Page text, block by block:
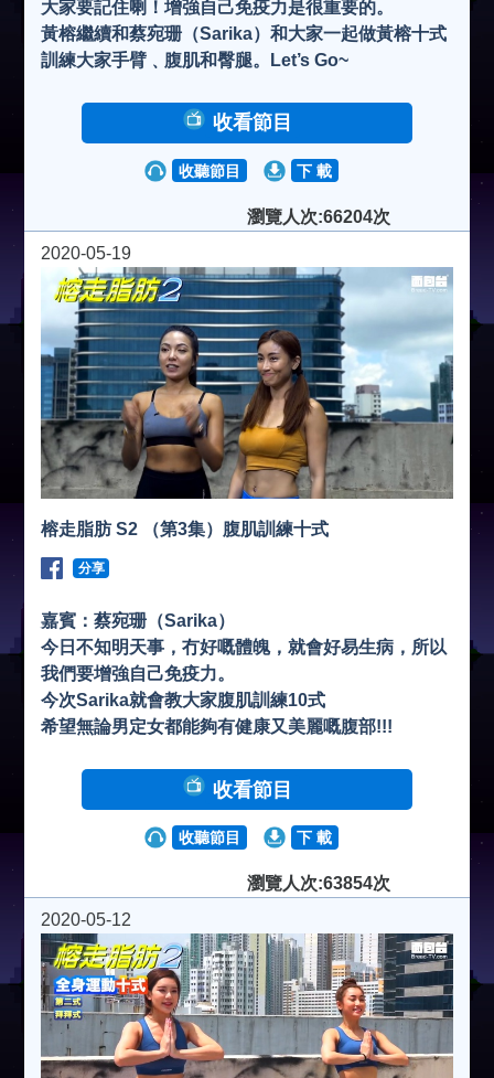
大家要記住喇！增強自己免疫力是很重要的。
黃榕繼續和蔡宛珊（Sarika）和大家一起做黃榕十式
訓練大家手臂﹑腹肌和臀腿。Let’s Go~
收看節目
收聽節目 下 載
瀏覽人次:66204次
2020-05-19
榕走脂肪 S2 （第3集）腹肌訓練十式
分享
嘉賓：蔡宛珊（Sarika）
今日不知明天事，冇好嘅體魄，就會好易生病，所以
我們要增強自己免疫力。
今次Sarika就會教大家腹肌訓練10式
希望無論男定女都能夠有健康又美麗嘅腹部!!!
收看節目
收聽節目 下 載
瀏覽人次:63854次
2020-05-12